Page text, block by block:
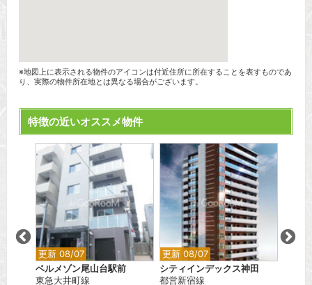
※地図上に表示される物件のアイコンは付近住所に所在することを表すものであ
り、実際の物件所在地とは異なる場合がございます。
特徴の近いオススメ物件
更新 08/07
ベルメゾン尾山台駅前
東急大井町線
更新 08/07
シティインデックス神田
都営新宿線